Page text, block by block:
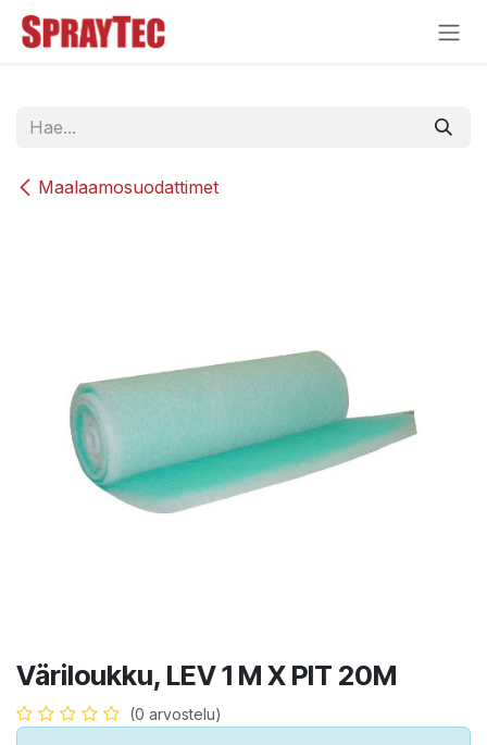
Siirry sisältöön
Maalaamosuodattimet
Väriloukku, LEV 1 M X PIT 20M
(0 arvostelu)